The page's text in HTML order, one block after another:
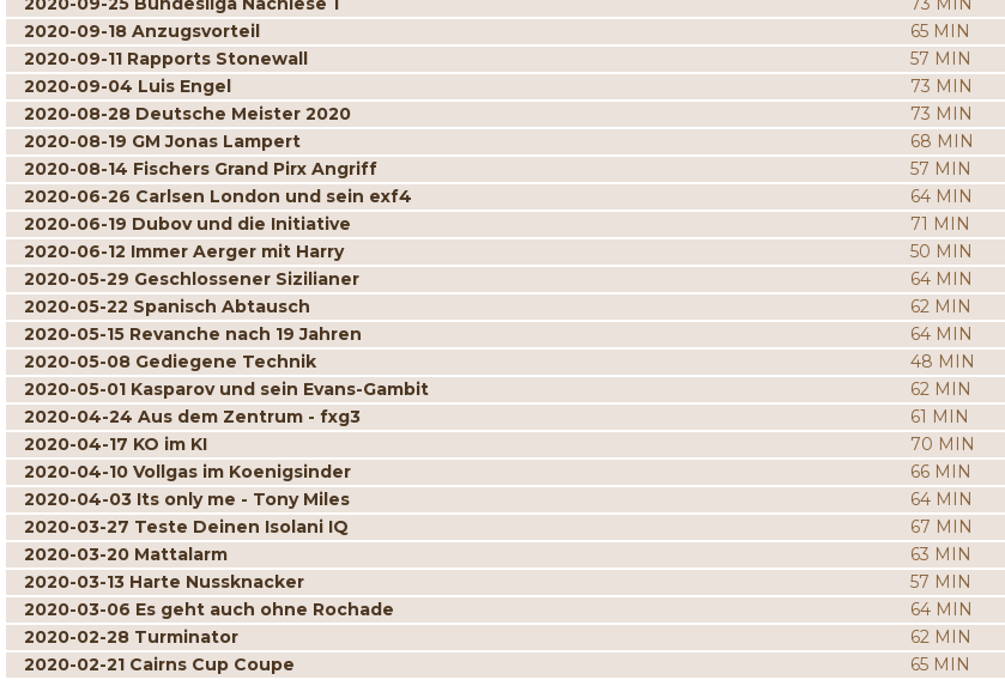
2020-09-18 Anzugsvorteil
65 MIN
2020-09-11 Rapports Stonewall
57 MIN
2020-09-04 Luis Engel
73 MIN
2020-08-28 Deutsche Meister 2020
73 MIN
2020-08-19 GM Jonas Lampert
68 MIN
2020-08-14 Fischers Grand Pirx Angriff
57 MIN
2020-06-26 Carlsen London und sein exf4
64 MIN
2020-06-19 Dubov und die Initiative
71 MIN
2020-06-12 Immer Aerger mit Harry
50 MIN
2020-05-29 Geschlossener Sizilianer
64 MIN
2020-05-22 Spanisch Abtausch
62 MIN
2020-05-15 Revanche nach 19 Jahren
64 MIN
2020-05-08 Gediegene Technik
48 MIN
2020-05-01 Kasparov und sein Evans-Gambit
62 MIN
2020-04-24 Aus dem Zentrum - fxg3
61 MIN
2020-04-17 KO im KI
70 MIN
2020-04-10 Vollgas im Koenigsinder
66 MIN
2020-04-03 Its only me - Tony Miles
64 MIN
2020-03-27 Teste Deinen Isolani IQ
67 MIN
2020-03-20 Mattalarm
63 MIN
2020-03-13 Harte Nussknacker
57 MIN
2020-03-06 Es geht auch ohne Rochade
64 MIN
2020-02-28 Turminator
62 MIN
2020-02-21 Cairns Cup Coupe
65 MIN